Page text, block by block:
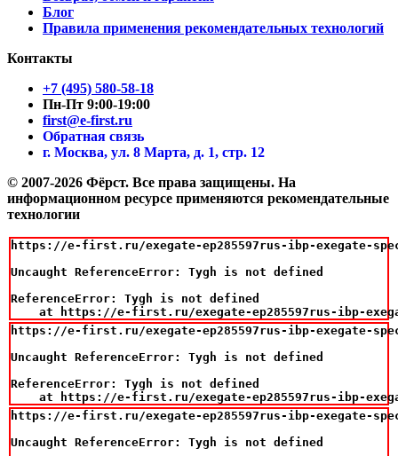
Блог
Правила применения рекомендательных технологий
Контакты
+7 (495) 580-58-18
Пн-Пт 9:00-19:00
first@e-first.ru
Обратная связь
г. Москва, ул. 8 Марта, д. 1, стр. 12
© 2007-2026 Фёрст. Все права защищены. На
информационном ресурсе применяются рекомендательные
технологии
https://e-first.ru/exegate-ep285597rus-ibp-exegate-
Uncaught ReferenceError: Tygh is not defined
ReferenceError: Tygh is not defined
at https://e-first.ru/exegate-ep285597rus-ibp-
https://e-first.ru/exegate-ep285597rus-ibp-exegate-
Uncaught ReferenceError: Tygh is not defined
ReferenceError: Tygh is not defined
at https://e-first.ru/exegate-ep285597rus-ibp-
https://e-first.ru/exegate-ep285597rus-ibp-exegate-
Uncaught ReferenceError: Tygh is not defined